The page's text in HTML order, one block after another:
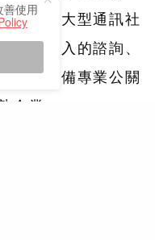
服務，大型通訊社
人工介入的諮詢、
戶是具備專業公關
企業。
善使用